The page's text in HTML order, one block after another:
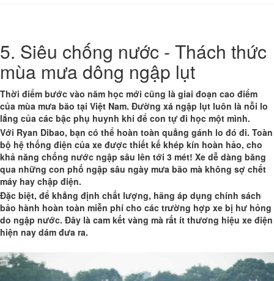
5. Siêu chống nước - Thách thức
mùa mưa dông ngập lụt
Thời điểm bước vào năm học mới cũng là giai đoạn cao điểm
của mùa mưa bão tại Việt Nam. Đường xá ngập lụt luôn là nỗi lo
lắng của các bậc phụ huynh khi để con tự đi học một mình.
Với Ryan Dibao, bạn có thể hoàn toàn quẳng gánh lo đó đi. Toàn
bộ hệ thống điện của xe được thiết kế khép kín hoàn hảo, cho
khả năng chống nước ngập sâu lên tới 3 mét! Xe dễ dàng băng
qua những con phố ngập sâu ngày mưa bão mà không sợ chết
máy hay chập điện.
Đặc biệt, để khẳng định chất lượng, hãng áp dụng chính sách
bảo hành hoàn toàn miễn phí cho các trường hợp xe bị hư hỏng
do ngập nước. Đây là cam kết vàng mà rất ít thương hiệu xe điện
hiện nay dám đưa ra.